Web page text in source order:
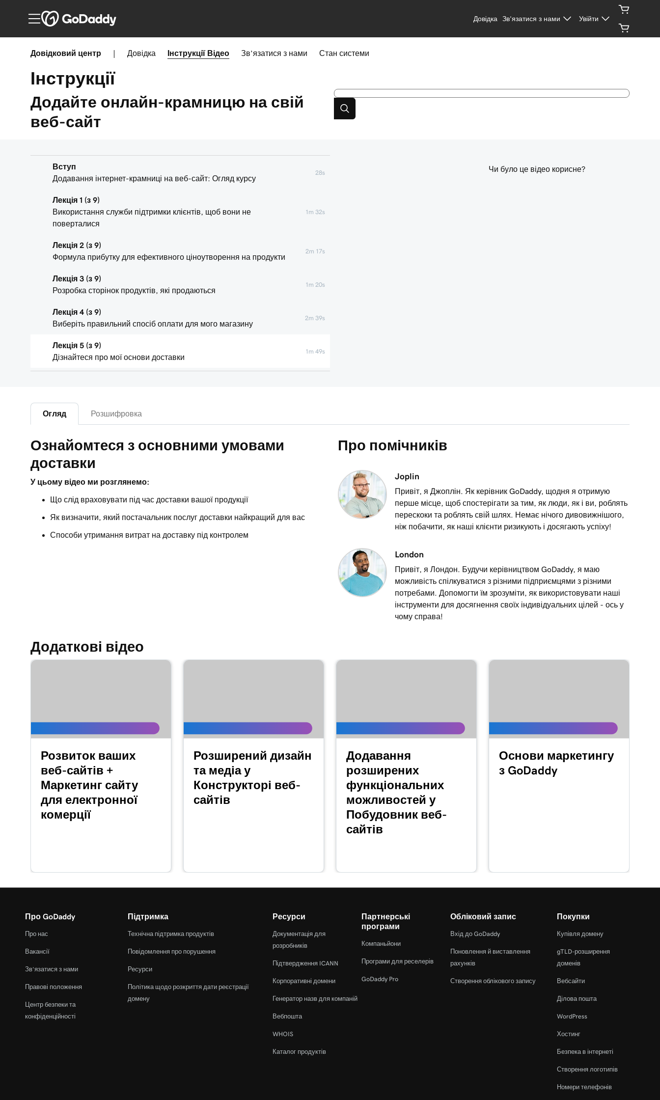
Довідка Зв’язатися з нами Увійти
Довідковий центр Довідка Інструкції Відео Зв’язатися з нами Стан системи
Інструкції
Додайте онлайн-крамницю на свій
веб-сайт
Вступ
Додавання інтернет-крамниці на веб-сайт: Огляд курсу
28s
Лекція 1 (з 9)
Використання служби підтримки клієнтів, щоб вони не
поверталися
1m 32s
Лекція 2 (з 9)
Формула прибутку для ефективного ціноутворення на продукти
2m 17s
Лекція 3 (з 9)
Розробка сторінок продуктів, які продаються
1m 20s
Лекція 4 (з 9)
Виберіть правильний спосіб оплати для мого магазину
2m 39s
Лекція 5 (з 9)
Дізнайтеся про мої основи доставки
1m 49s
Лекція 7 (з 9)
Створіть свій Інтернет-магазин
Лекція 8 (з 9)
Лекція 9 (з 9)
Чи було це відео корисне?
Огляд Розшифровка
Ознайомтеся з основними умовами
доставки
У цьому відео ми розглянемо:
Що слід враховувати під час доставки вашої продукції
Як визначити, який постачальник послуг доставки найкращий для вас
Способи утримання витрат на доставку під контролем
Про помічників
Joplin
Привіт, я Джоплін. Як керівник GoDaddy, щодня я отримую
перше місце, щоб спостерігати за тим, як люди, як і ви, роблять
перескоки та роблять свій шлях. Немає нічого дивовижнішого,
ніж побачити, як наші клієнти ризикують і досягають успіху!
London
Привіт, я Лондон. Будучи керівництвом GoDaddy, я маю
можливість спілкуватися з різними підприємцями з різними
потребами. Допомогти їм зрозуміти, як використовувати наші
інструменти для досягнення своїх індивідуальних цілей - ось у
чому справа!
Додаткові відео
Розвиток ваших
веб-сайтів +
Маркетинг сайту
для електронної
комерції
Розширений дизайн
та медіа у
Конструкторі веб-
сайтів
Додавання
розширених
функціональних
можливостей у
Побудовник веб-
сайтів
Основи маркетингу
з GoDaddy
Про GoDaddy
Про нас
Вакансії
Зв’язатися з нами
Правові положення
Центр безпеки та
конфіденційності
Підтримка
Технічна підтримка продуктів
Повідомлення про порушення
Ресурси
Політика щодо розкриття дати реєстрації
домену
Ресурси
Документація для
розробників
Підтвердження ICANN
Корпоративні домени
Генератор назв для компаній
Вебпошта
WHOIS
Каталог продуктів
Партнерські
програми
Компаньйони
Програми для реселерів
GoDaddy Pro
Обліковий запис
Вхід до GoDaddy
Поновлення й виставлення
рахунків
Створення облікового запису
Покупки
Купівля домену
gTLD-розширення
доменів
Вебсайти
Ділова пошта
WordPress
Хостинг
Безпека в інтернеті
Створення логотипів
Номери телефонів